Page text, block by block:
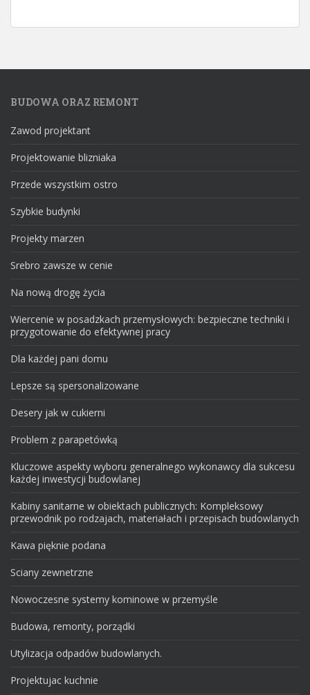
BUDOWA ORAZ REMONT
Zawod projektant
Projektowanie blizniaka
Przede wszystkim ostro
Szybkie budynki
Projekty marzen
Srebro zawsze w cenie
Na nową drogę życia
Wiercenie w posadzkach przemysłowych: bezpieczne techniki i
przygotowanie do efektywnej pracy
Dla każdej pani domu
Lepsze są spersonalizowane
Desery jak w cukierni
Problem z parapetówką
Kluczowe aspekty wyboru generalnego wykonawcy dla sukcesu
każdej inwestycji budowlanej
Kabiny sanitarne w obiektach publicznych: Kompleksowy
przewodnik po rodzajach, materiałach i przepisach budowlanych
Kawa pięknie podana
Sciany zewnetrzne
Nowoczesne systemy kominowe w przemyśle
Budowa, remonty, porządki
Utylizacja odpadów budowlanych.
Projektujac kuchnie